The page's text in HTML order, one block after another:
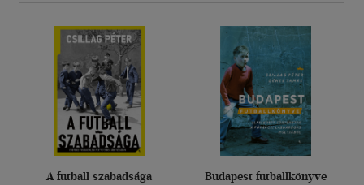
A futball szabadsága Budapest futballkönyve